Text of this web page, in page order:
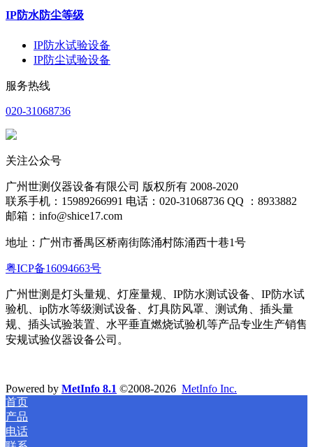
IP防水防尘等级
IP防水试验设备
IP防尘试验设备
服务热线
020-31068736
关注公众号
广州世测仪器设备有限公司 版权所有 2008-2020
联系手机：15989266991 电话：020-31068736 QQ ：8933882
邮箱：info@shice17.com
地址： 广州市番禺区桥南街陈涌村陈涌西十巷1号
粤ICP备16094663号
广州世测是灯头量规、灯座量规、IP防水测试设备、IP防水试
验机、ip防水等级测试设备、灯具防风罩、测试角、插头量
规、插头试验装置、水平垂直燃烧试验机等产品专业生产销售
安规试验仪器设备公司。
Powered by MetInfo 8.1 ©2008-2026 MetInfo Inc.
首页
产品
电话